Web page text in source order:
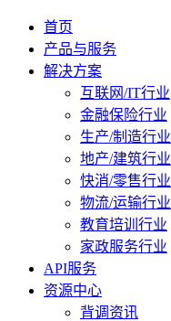
首页
产品与服务
解决方案
互联网/IT行业
金融保险行业
生产/制造行业
地产/建筑行业
快消/零售行业
物流/运输行业
教育培训行业
家政服务行业
API服务
资源中心
背调资讯